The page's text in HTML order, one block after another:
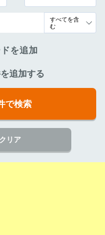
を追加
追加する
で検索
リア